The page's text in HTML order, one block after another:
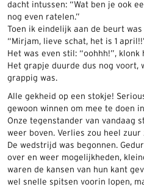
dacht intussen: “Wat ben je ook
nog even ratelen.”
Toen ik eindelijk aan de beurt
“Mirjam, lieve schat, het is 1
Het was even stil: “oohhh!”,
Het grapje duurde dus nog voort,
grappig was.
Alle gekheid op een stokje!
gewoon winnen om mee te doen
Onze tegenstander van vandaag
weer boven. Verlies zou heel
De wedstrijd was begonnen.
over en weer mogelijkheden,
waren de kansen van hun kant
wel snelle spitsen voorin lopen,